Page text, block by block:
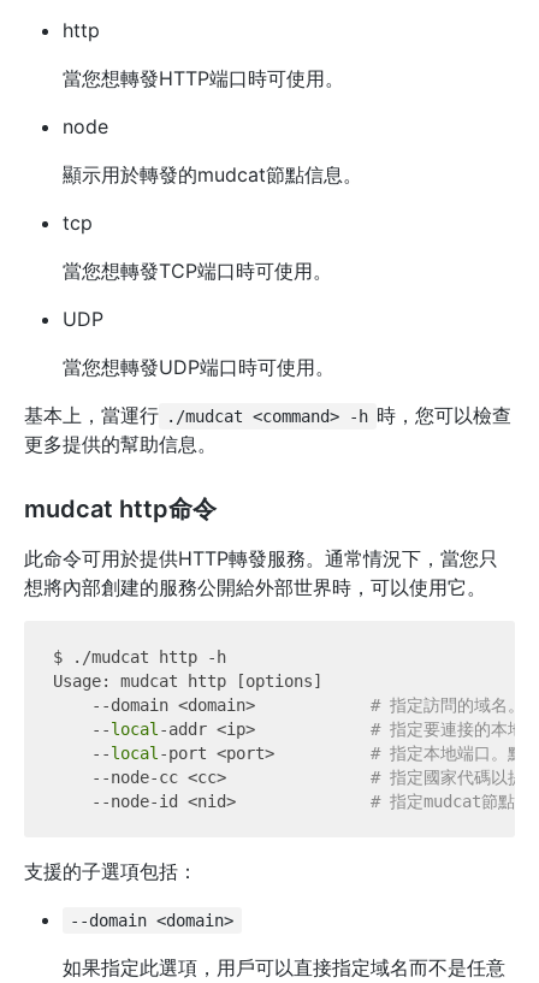
http
當您想轉發HTTP端口時可使用。
node
顯示用於轉發的mudcat節點信息。
tcp
當您想轉發TCP端口時可使用。
UDP
當您想轉發UDP端口時可使用。
基本上，當運行 ./mudcat <command> -h 時，您可以檢查
更多提供的幫助信息。
mudcat http命令
此命令可用於提供HTTP轉發服務。通常情況下，當您只
想將內部創建的服務公開給外部世界時，可以使用它。
$ ./mudcat http -h
Usage: mudcat http [options]
    --domain <domain>
# 指定訪問的域名。
    --
local -addr <ip> # 指定要連接的本地
    --
local -port <port> # 指定本地端口。默
    --node-cc <cc>
# 指定國家代碼以提
    --node-id <nid>
# 指定mudcat節點的
支援的子選項包括：
--domain <domain>
如果指定此選項，用戶可以直接指定域名而不是任意